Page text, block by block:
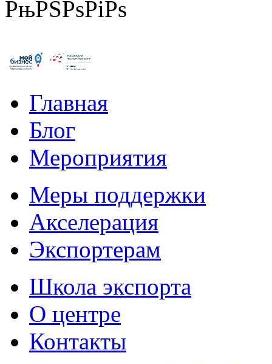
РњРЅРѕРіРѕ
Главная
Блог
Мероприятия
Меры поддержки
Акселерация
Экспортерам
Школа экспорта
О центре
Контакты